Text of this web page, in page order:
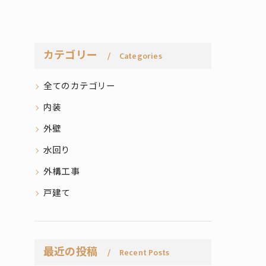
カテゴリー Categories
全てのカテゴリー
内装
外壁
水回り
外構工事
戸建て
最近の投稿 Recent Posts